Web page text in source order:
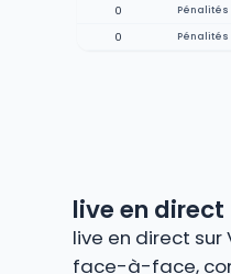
0
0
live en direct
live en direct sur
face-à-face,